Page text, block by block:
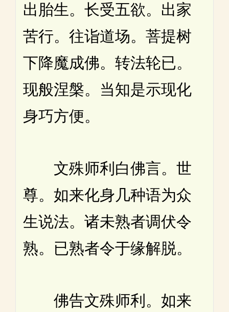
出胎生。长受五欲。出家
苦行。往诣道场。菩提树
下降魔成佛。转法轮已。
现般涅槃。当知是示现化
身巧方便。
文殊师利白佛言。世
尊。如来化身几种语为众
生说法。诸未熟者调伏令
熟。已熟者令于缘解脱。
佛告文殊师利。如来